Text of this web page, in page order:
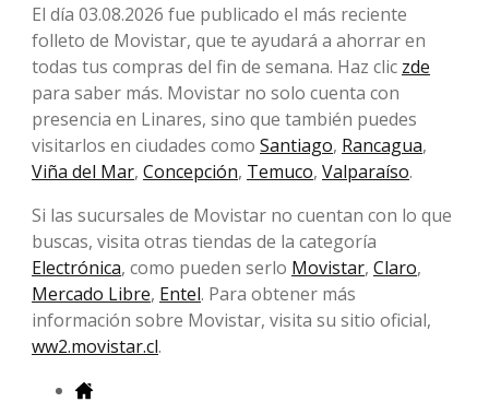
El día 03.08.2026 fue publicado el más reciente
folleto de Movistar, que te ayudará a ahorrar en
todas tus compras del fin de semana. Haz clic zde
para saber más. Movistar no solo cuenta con
presencia en Linares, sino que también puedes
visitarlos en ciudades como Santiago, Rancagua,
Viña del Mar, Concepción, Temuco, Valparaíso.
Si las sucursales de Movistar no cuentan con lo que
buscas, visita otras tiendas de la categoría
Electrónica, como pueden serlo Movistar, Claro,
Mercado Libre, Entel. Para obtener más
información sobre Movistar, visita su sitio oficial,
ww2.movistar.cl.